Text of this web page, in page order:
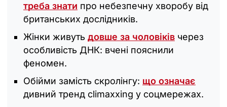
треба знати про небезпечну хворобу від
британських дослідників.
Жінки живуть довше за чоловіків через
особливість ДНК: вчені пояснили
феномен.
Обійми замість скролінгу: що означає
дивний тренд climaxxing у соцмережах.